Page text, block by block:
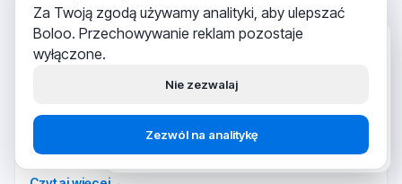
2026-03-25
Logowanie do Bol Partner
Boloo tylko co
skutecznie budować swój biznes.
Rozpocznij za
Za Twoją zgodą używamy analityki, aby ulepszać
Boloo. Przechowywanie reklam pozostaje
wyłączone.
Nie zezwalaj
Zezwól na analitykę